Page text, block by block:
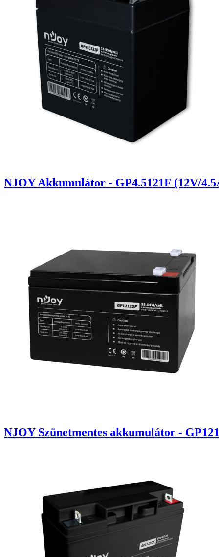
NJOY Akkumulátor - GP4.5121F (12V/
NJOY Szünetmentes akkumulátor -